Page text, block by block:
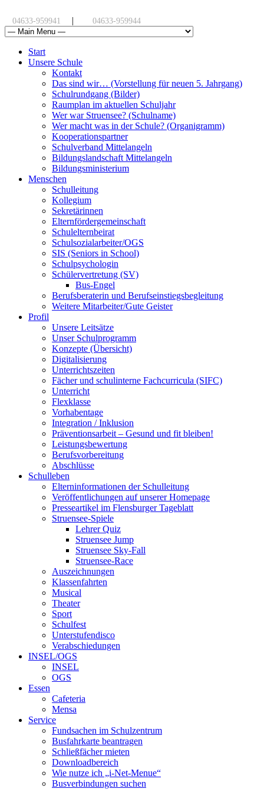
04633-959941 | 04633-959944
Start
Unsere Schule
Kontakt
Das sind wir… (Vorstellung für neuen 5. Jahrgang)
Schulrundgang (Bilder)
Raumplan im aktuellen Schuljahr
Wer war Struensee? (Schulname)
Wer macht was in der Schule? (Organigramm)
Kooperationspartner
Schulverband Mittelangeln
Bildungslandschaft Mittelangeln
Bildungsministerium
Menschen
Schulleitung
Kollegium
Sekretärinnen
Elternfördergemeinschaft
Schulelternbeirat
Schulsozialarbeiter/OGS
SIS (Seniors in School)
Schulpsychologin
Schülervertretung (SV)
Bus-Engel
Berufsberaterin und Berufseinstiegsbegleitung
Weitere Mitarbeiter/Gute Geister
Profil
Unsere Leitsätze
Unser Schulprogramm
Konzepte (Übersicht)
Digitalisierung
Unterrichtszeiten
Fächer und schulinterne Fachcurricula (SIFC)
Unterricht
Flexklasse
Vorhabentage
Integration / Inklusion
Präventionsarbeit – Gesund und fit bleiben!
Leistungsbewertung
Berufsvorbereitung
Abschlüsse
Schulleben
Elterninformationen der Schulleitung
Veröffentlichungen auf unserer Homepage
Presseartikel im Flensburger Tageblatt
Struensee-Spiele
Lehrer Quiz
Struensee Jump
Struensee Sky-Fall
Struensee-Race
Auszeichnungen
Klassenfahrten
Musical
Theater
Sport
Schulfest
Unterstufendisco
Verabschiedungen
INSEL/OGS
INSEL
OGS
Essen
Cafeteria
Mensa
Service
Fundsachen im Schulzentrum
Busfahrkarte beantragen
Schließfächer mieten
Downloadbereich
Wie nutze ich „i-Net-Menue“
Busverbindungen suchen